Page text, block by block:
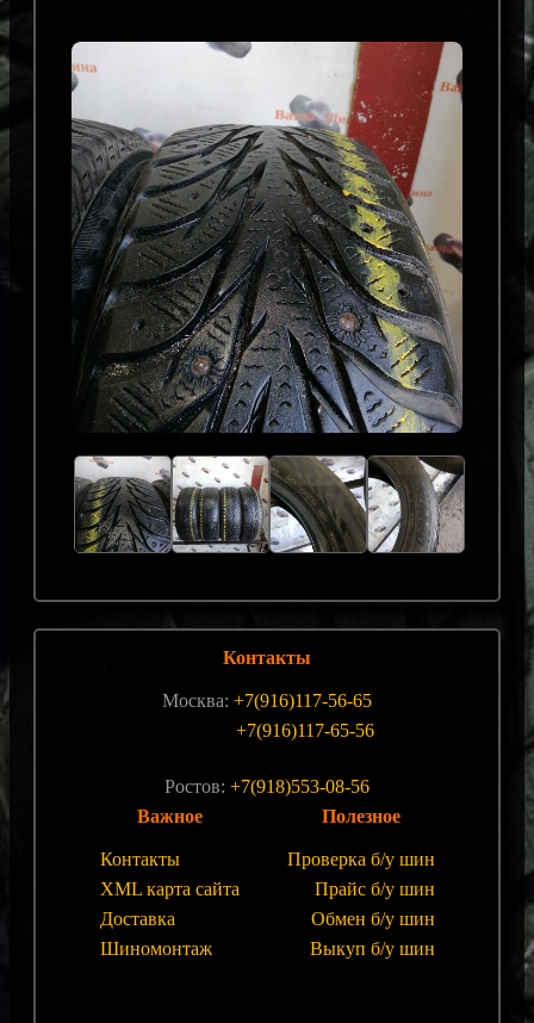
Контакты
Москва: +7(916)117-56-65
+7(916)117-65-56
Ростов: +7(918)553-08-56
Важное
Контакты
XML карта сайта
Доставка
Шиномонтаж
Полезное
Проверка б/у шин
Прайс б/у шин
Обмен б/у шин
Выкуп б/у шин